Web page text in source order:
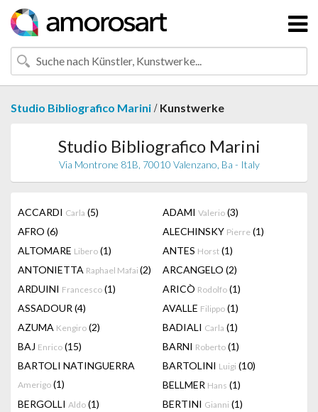
Studio Bibliografico Marini / Kunstwerke
Studio Bibliografico Marini
Via Montrone 81B, 70010 Valenzano, Ba - Italy
ACCARDI Carla (5) ADAMI Valerio (3)
AFRO (6) ALECHINSKY Pierre (1)
ALTOMARE Libero (1) ANTES Horst (1)
ANTONIETTA Raphael Mafai (2) ARCANGELO (2)
ARDUINI Francesco (1) ARICÒ Rodolfo (1)
ASSADOUR (4) AVALLE Filippo (1)
AZUMA Kengiro (2) BADIALI Carla (1)
BAJ Enrico (15) BARNI Roberto (1)
BARTOLI NATINGUERRA
Amerigo (1)
BARTOLINI Luigi (10)
BELLMER Hans (1)
BERGOLLI Aldo (1) BERTINI Gianni (1)